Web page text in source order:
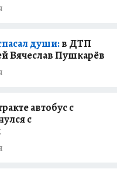
души:в ДТП
Вячеслав Пушкарёв
автобус с
с